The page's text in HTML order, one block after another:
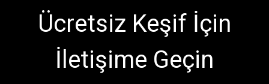
Ücretsiz Keşif İçin
İletişime Geçin